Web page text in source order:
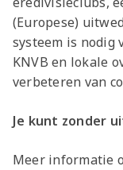
(Europese)
systeem is nodig
KNVB en lokale
verbeteren van
Je kunt zonder
Meer informatie